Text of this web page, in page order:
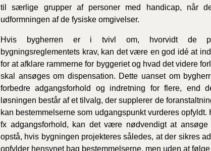
til særlige grupper af personer med handicap, når
udformningen af de fysiske omgivelser.
Hvis bygherren er i tvivl om, hvorvidt de
bygningsreglementets krav, kan det være en god idé at
for at afklare rammerne for byggeriet og hvad det videre
skal ansøges om dispensation. Dette uanset om
forbedre adgangsforhold og indretning for flere, end
løsningen består af et tilvalg, der supplerer de
kan bestemmelserne som udgangspunkt vurderes
fx adgangsforhold, kan det være nødvendigt at
opstå, hvis bygningen projekteres således, at der sikres
opfylder hensynet bag bestemmelserne, men uden at